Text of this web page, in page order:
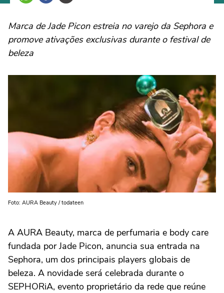
Marca de Jade Picon estreia no varejo da Sephora e
promove ativações exclusivas durante o festival de
beleza
Foto: AURA Beauty / todateen
A AURA Beauty, marca de perfumaria e body care
fundada por Jade Picon, anuncia sua entrada na
Sephora, um dos principais players globais de
beleza. A novidade será celebrada durante o
SEPHORiA, evento proprietário da rede que reúne